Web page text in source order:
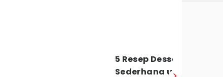
5 Resep Dessert Prancis
Sederhana untuk